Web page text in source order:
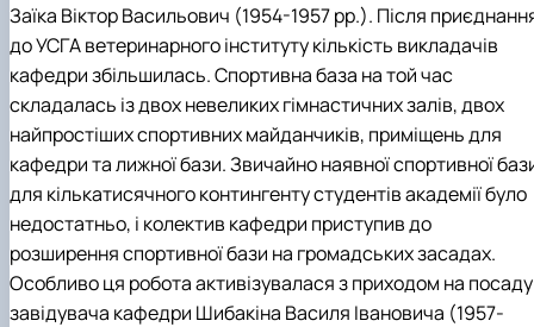
Заїка Віктор Васильович (1954-1957 рр.). Після
до УСГА ветеринарного інституту кількість викладачів
кафедри збільшилась. Спортивна база на той час
складалась із двох невеликих гімнастичних залів, двох
найпростіших спортивних майданчиків, приміщень для
кафедри та лижної бази. Звичайно наявної спортивної
для кількатисячного контингенту студентів академії було
недостатньо, і колектив кафедри приступив до
розширення спортивної бази на громадських засадах.
Особливо ця робота активізувалася з приходом на посаду
завідувача кафедри Шибакіна Василя Івановича (1957-